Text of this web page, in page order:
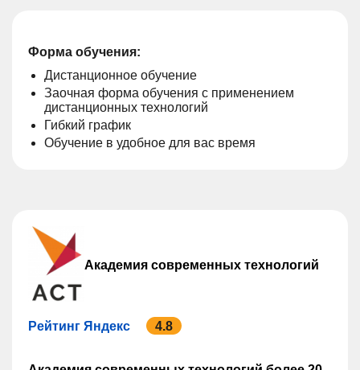
Форма обучения:
Дистанционное обучение
Заочная форма обучения с применением
дистанционных технологий
Гибкий график
Обучение в удобное для вас время
Академия современных технологий
Рейтинг Яндекс 4.8